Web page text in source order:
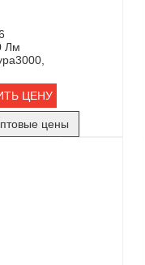
Лм
3000,
ЦЕНУ
цены